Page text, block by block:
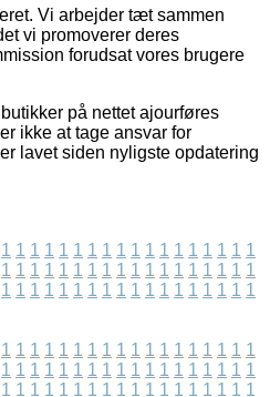
Vi arbejder tæt sammen
vi promoverer deres
forudsat vores brugere
på nettet ajourføres
ikke at tage ansvar for
lavet siden nyligste opdatering
1 1 1 1 1 1 1 1 1 1 1 1 1 1 1 1 1 1
1 1 1 1 1 1 1 1 1 1 1 1 1 1 1 1 1 1
1 1 1 1 1 1 1 1 1 1 1 1 1 1 1 1 1 1
1 1 1 1 1 1 1 1 1 1 1 1 1 1 1 1 1 1
1 1 1 1 1 1 1 1 1 1 1 1 1 1 1 1 1 1
1 1 1 1 1 1 1 1 1 1 1 1 1 1 1 1 1 1